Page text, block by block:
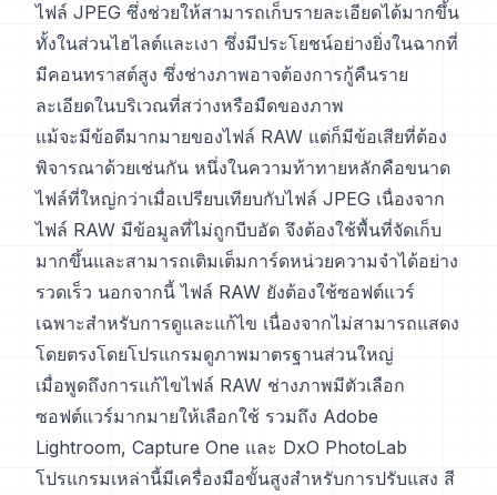
ไฟล์ JPEG ซึ่งช่วยให้สามารถเก็บรายละเอียดได้มากขึ้น
ทั้งในส่วนไฮไลต์และเงา ซึ่งมีประโยชน์อย่างยิ่งในฉากที่
มีคอนทราสต์สูง ซึ่งช่างภาพอาจต้องการกู้คืนราย
ละเอียดในบริเวณที่สว่างหรือมืดของภาพ
แม้จะมีข้อดีมากมายของไฟล์ RAW แต่ก็มีข้อเสียที่ต้อง
พิจารณาด้วยเช่นกัน หนึ่งในความท้าทายหลักคือขนาด
ไฟล์ที่ใหญ่กว่าเมื่อเปรียบเทียบกับไฟล์ JPEG เนื่องจาก
ไฟล์ RAW มีข้อมูลที่ไม่ถูกบีบอัด จึงต้องใช้พื้นที่จัดเก็บ
มากขึ้นและสามารถเติมเต็มการ์ดหน่วยความจำได้อย่าง
รวดเร็ว นอกจากนี้ ไฟล์ RAW ยังต้องใช้ซอฟต์แวร์
เฉพาะสำหรับการดูและแก้ไข เนื่องจากไม่สามารถแสดง
โดยตรงโดยโปรแกรมดูภาพมาตรฐานส่วนใหญ่
เมื่อพูดถึงการแก้ไขไฟล์ RAW ช่างภาพมีตัวเลือก
ซอฟต์แวร์มากมายให้เลือกใช้ รวมถึง Adobe
Lightroom, Capture One และ DxO PhotoLab
โปรแกรมเหล่านี้มีเครื่องมือขั้นสูงสำหรับการปรับแสง สี